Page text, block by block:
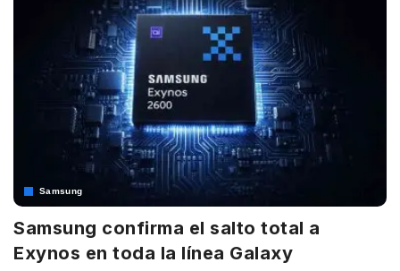
Samsung
Samsung confirma el salto total a
Exynos en toda la línea Galaxy